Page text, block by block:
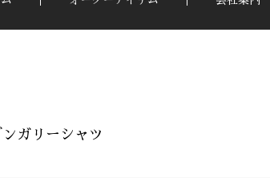
ガリーシャツ